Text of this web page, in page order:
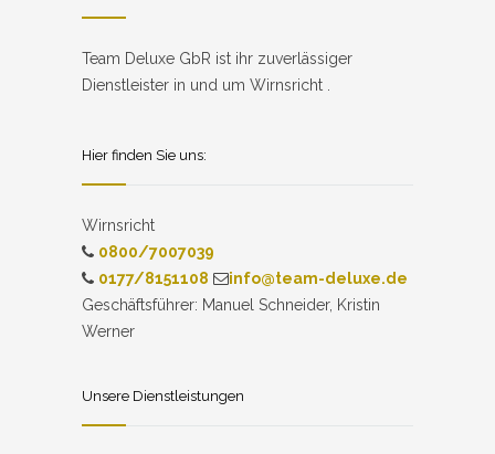
Team Deluxe GbR ist ihr zuverlässiger
Dienstleister in und um Wirnsricht .
Hier finden Sie uns:
Wirnsricht
0800/7007039
0177/8151108
info@team-deluxe.de
Geschäftsführer: Manuel Schneider, Kristin
Werner
Unsere Dienstleistungen